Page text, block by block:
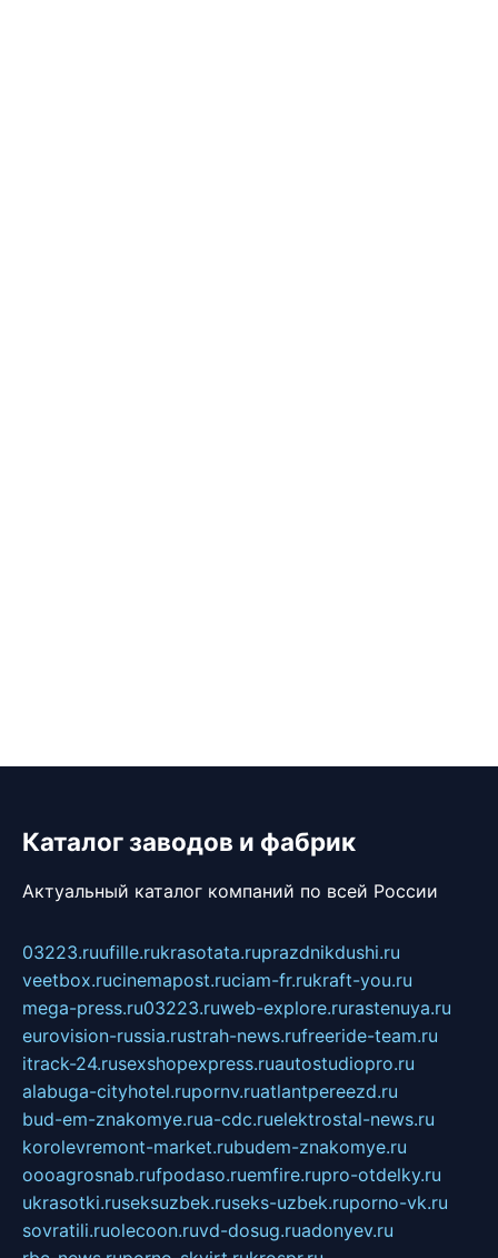
Каталог заводов и фабрик
Актуальный каталог компаний по всей России
03223.ruufille.rukrasotata.ruprazdnikdushi.ru
veetbox.rucinemapost.ruciam-fr.rukraft-you.ru
mega-press.ru03223.ruweb-explore.rurastenuya.ru
eurovision-russia.rustrah-news.rufreeride-team.ru
itrack-24.rusexshopexpress.ruautostudiopro.ru
alabuga-cityhotel.rupornv.ruatlantpereezd.ru
bud-em-znakomye.rua-cdc.ruelektrostal-news.ru
korolevremont-market.rubudem-znakomye.ru
oooagrosnab.rufpodaso.ruemfire.rupro-otdelky.ru
ukrasotki.ruseksuzbek.ruseks-uzbek.ruporno-vk.ru
sovratili.ruolecoon.ruvd-dosug.ruadonyev.ru